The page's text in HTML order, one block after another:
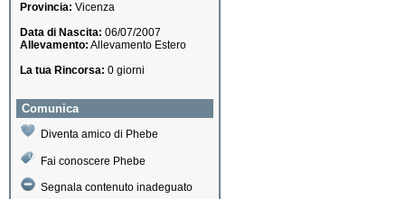
Provincia: Vicenza
Data di Nascita: 06/07/2007
Allevamento: Allevamento Estero
La tua Rincorsa: 0 giorni
Comunica
Diventa amico di Phebe
Fai conoscere Phebe
Segnala contenuto inadeguato